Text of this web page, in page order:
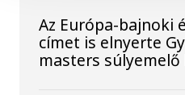
Az Európa-bajnoki
címet is elnyerte
masters